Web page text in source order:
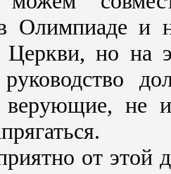
Олимпиаде и
Церкви, но на
руководство
верующие, не
от этой